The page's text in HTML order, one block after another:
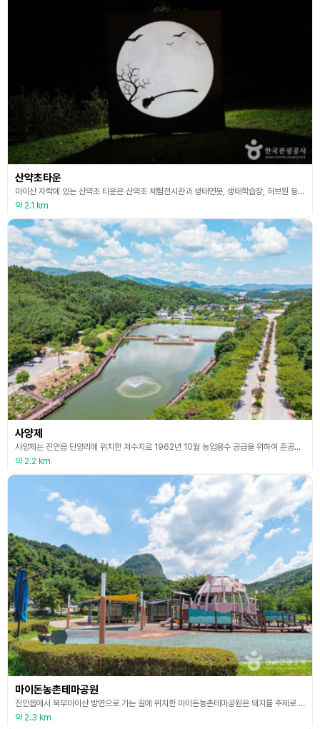
산약초타운
마이산 자락에 있는 산약초 타운은 산약초 체험전시관과 생태연못, 생태학습장, 허브원 등 다양한 볼거리로 구성된 테마공원이다. 약 4만 5천 평의 넓은 부지에 다양한 수목과 함께 150여 종의 약초를 심어 걷는 것만으로도 건강해지는 기분이다. 실제로 공원이 자리한 지역은 해발 200~400m의 고원이어서 약초재배지로도 최적의 환경을 갖췄다. 공원 내에 자리한 산약초 전시관에서는 진안에서 자생하는 약초들의 종류와 효능, 사상체질에 대한 풍성한 정보를 얻을
약 2.1 km
사양제
사양제는 진안읍 단양리에 위치한 저수지로 1962년 10월 농업용수 공급을 위하여 준공되었다. 이 저수지는 사양동 방죽이라고도 불리고 있으며, 여기서 사양이란 단양리가 마이산 자락에 형성되어 있어 북쪽이 트여 있고 마을로 햇볕이 비켜간다 하여 붙여진 이름이다. 사양제의 표면 위로 마이산의 모습이 그대로 반영되어 출사지로도 유명하다. 사양제에는 산책 데크로, 부유 분수 등이 있는 생태공원이 조성되어 있다. 야간 경관조명과 함께 조화를 이루고 있는 4개의
약 2.2 km
마이돈농촌테마공원
진안읍에서 북부마이산 방면으로 가는 길에 위치한 마이돈농촌테마공원은 돼지를 주제로 한 이색적인 농촌 테마공원이다. 이 공원은 가족 단위 방문객들이 함께 즐길 수 있는 다양한 체험 시설과 놀이 공간이 마련되어 있어 나들이 장소로 적합하다. 어린이들이 좋아할 만한 꽃 돼지 놀이동산과 체험관, 실개천, 터널분수, 명상원등이 설치되어 있다. 전체적으로 공원은 아이들에게는 즐거움과 체험을, 어른들에게는 힐링과 휴식을 제공하는 공간이다. 마이돈농촌테마공원은 주말
약 2.3 km